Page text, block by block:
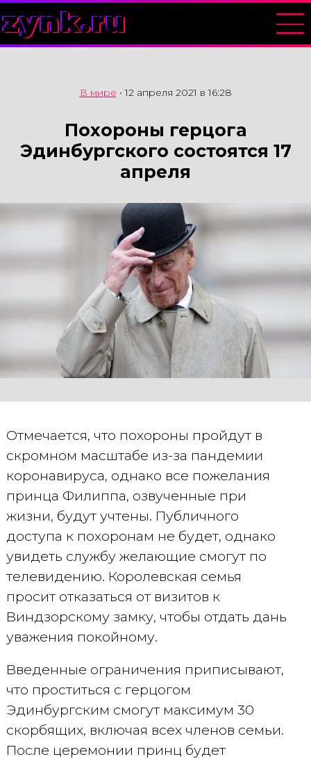
zynk.ru
В мире •12 апреля 2021 в 16:28
Похороны герцога
Эдинбургского состоятся 17
апреля
Отмечается, что похороны пройдут в
скромном масштабе из-за пандемии
коронавируса, однако все пожелания
принца Филиппа, озвученные при
жизни, будут учтены. Публичного
доступа к похоронам не будет, однако
увидеть службу желающие смогут по
телевидению. Королевская семья
просит отказаться от визитов к
Виндзорскому замку, чтобы отдать дань
уважения покойному.
Введенные ограничения приписывают,
что проститься с герцогом
Эдинбургским смогут максимум 30
скорбящих, включая всех членов семьи.
После церемонии принц будет